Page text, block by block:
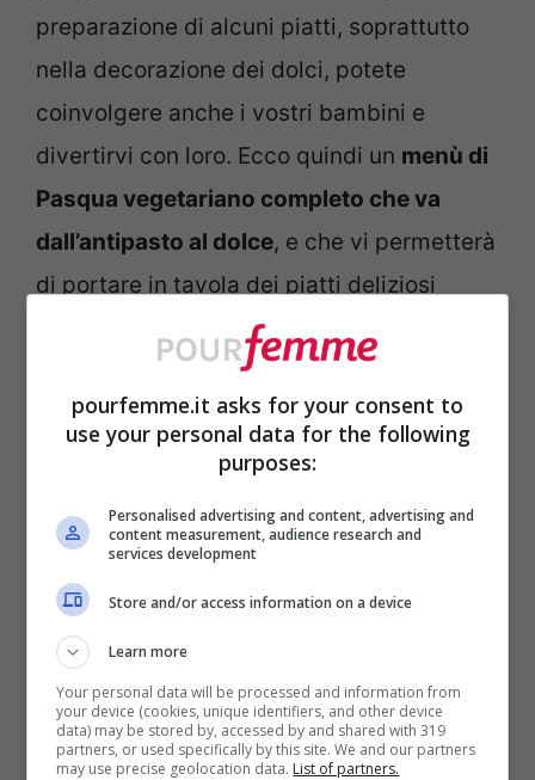
preparazione di alcuni piatti, soprattutto
nella decorazione dei dolci, potete
coinvolgere anche i vostri bambini e
divertirvi con loro. Ecco quindi un menù di
Pasqua vegetariano completo che va
dall’antipasto al dolce, e che vi permetterà
di portare in tavola dei piatti deliziosi
senza però rubarvi troppo tempo nella
Pagine:1 2 3 4 5
pourfemme.it asks for your consent to
use your personal data for the following
purposes:
Personalised advertising and content, advertising and
content measurement, audience research and
services development
Store and/or access information on a device
Learn more
Your personal data will be processed and information from
your device (cookies, unique identifiers, and other device
data) may be stored by, accessed by and shared with 319
partners, or used specifically by this site. We and our partners
may use precise geolocation data. List of partners.